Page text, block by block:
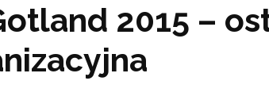
2015 –